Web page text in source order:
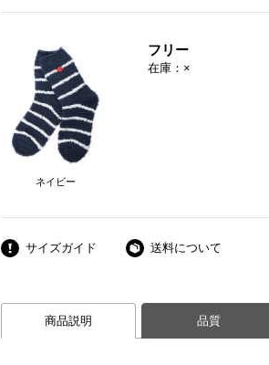
ネイビー
フリー
在庫：×
サイズガイド 送料について
商品説明 品質